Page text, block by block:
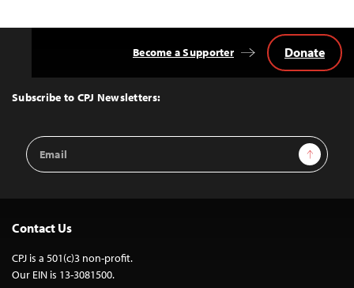
Top
Subscribe to CPJ Newsletters:
Email
Address
Sign Up
Become a Supporter Donate
Contact Us
CPJ is a 501(c)3 non-profit.
Our EIN is 13-3081500.